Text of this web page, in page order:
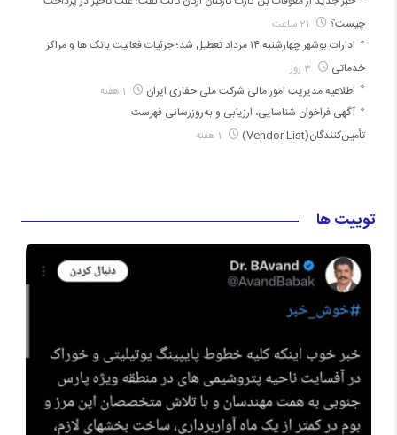
چیست؟
ادارات بوشهر چهارشنبه ۱۴ مرداد تعطیل شد؛ جزئیات فعالیت بانک ها و مراکز
خدماتی
اطلاعیه مدیریت امور مالی شرکت ملی حفاری ایران
آگهی فراخوان شناسایی، ارزیابی و به‌روزرسانی فهرست
تأمین‌کنندگان(Vendor List)
توییت ها